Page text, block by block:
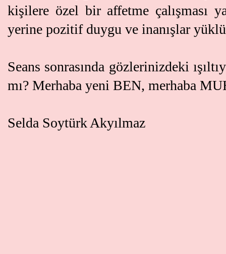
kişilere özel bir affetme çalışması
yerine pozitif duygu ve inanışlar
Seans sonrasında gözlerinizdeki
mı? Merhaba yeni BEN, merhaba
Selda Soytürk Akyılmaz